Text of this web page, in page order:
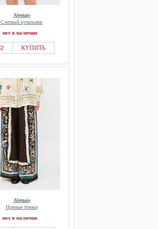
Alemais
Слитный купальник
нет в наличии
КУПИТЬ
Alemais
Прямые брюки
нет в наличии